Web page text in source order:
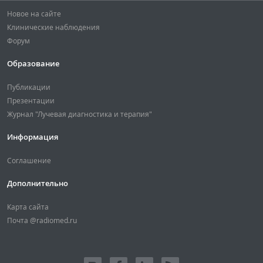
Новое на сайте
Клинические наблюдения
Форум
Образование
Публикации
Презентации
Журнал "Лучевая диагностика и терапия"
Информация
Соглашение
Дополнительно
Карта сайта
Почта @radiomed.ru